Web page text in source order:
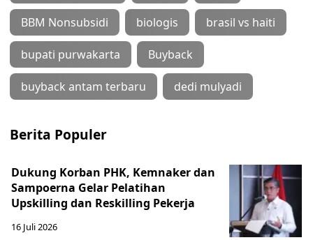
BBM Nonsubsidi biologis brasil vs haiti
bupati purwakarta Buyback
buyback antam terbaru dedi mulyadi
Berita Populer
Dukung Korban PHK, Kemnaker dan
Sampoerna Gelar Pelatihan
Upskilling dan Reskilling Pekerja
16 Juli 2026